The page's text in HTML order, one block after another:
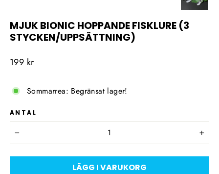
MJUK BIONIC HOPPANDE FISKLURE (3
STYCKEN/UPPSÄTTNING)
Ordinarie
199 kr
Sommarrea: Begränsat lager!
ANTAL
+
LÄGG I VARUKORG